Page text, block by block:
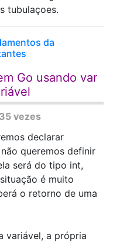
tubulaçoes.
da
Go usando var
vezes
declarar
queremos definir
será do tipo int,
é muito
o retorno de uma
variável, a própria